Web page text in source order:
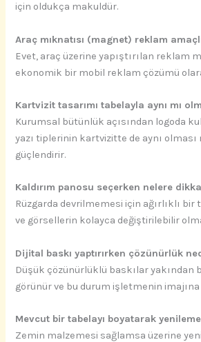
için oldukça makuldür.
Araç mıknatısı (magnet) reklam
Evet, araç üzerine yapıştırılan reklam
ekonomik bir mobil reklam çözümü
Kartvizit tasarımı tabelayla aynı mı
Kurumsal bütünlük açısından logoda
yazı tiplerinin kartvizitte de aynı olması
güçlendirir.
Kaldırım panosu seçerken nelere
Rüzgarda devrilmemesi için ağırlıklı bir
ve görsellerin kolayca değiştirilebilir
Dijital baskı yaptırırken çözünürlük
Düşük çözünürlüklü baskılar yakından
görünür ve bu durum işletmenin
Mevcut bir tabelayı boyatarak
Zemin malzemesi sağlamsa üzerine